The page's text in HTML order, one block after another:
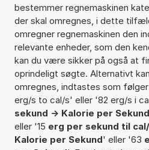
bestemmer regnemaskinen
der skal omregnes, i dette
omregner regnemaskinen den
relevante enheder, som den
kan du være sikker på også at
oprindeligt søgte. Alternativt
omregnes, indtastes som
erg/s to cal/s' eller '82 erg/s i
sekund -> Kalorie per Sekund
eller '15 erg per sekund til
Kalorie per Sekund' eller '63